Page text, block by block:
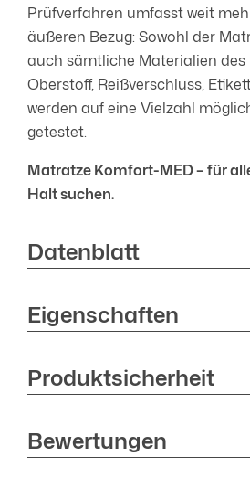
Prüfverfahren umfasst weit
äußeren Bezug: Sowohl der
auch sämtliche Materialien des
Oberstoff, Reißverschluss,
werden auf eine Vielzahl
getestet.
Matratze Komfort-MED – für
Halt suchen.
Datenblatt
Eigenschaften
Produktsicherheit
Bewertungen